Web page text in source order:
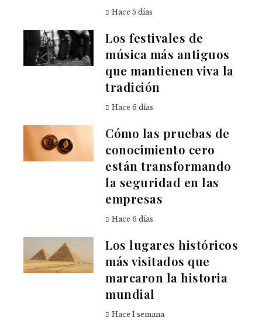
Hace 5 días
Los festivales de
música más antiguos
que mantienen viva la
tradición
Hace 6 días
Cómo las pruebas de
conocimiento cero
están transformando
la seguridad en las
empresas
Hace 6 días
Los lugares históricos
más visitados que
marcaron la historia
mundial
Hace 1 semana